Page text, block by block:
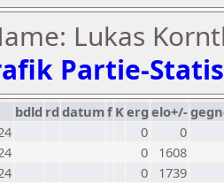
Lukas
Partie-
bdld rd datumf Kerg elo+/-
0
0
0
1608
0
1739